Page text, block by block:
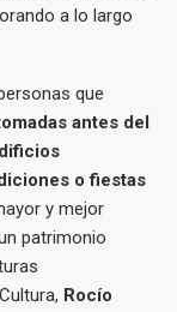
a lo largo
que
antes del
o fiestas
y mejor
patrimonio
Rocío